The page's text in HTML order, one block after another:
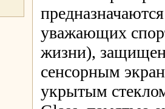
уважающих
жизни),
сенсорным
укрытым